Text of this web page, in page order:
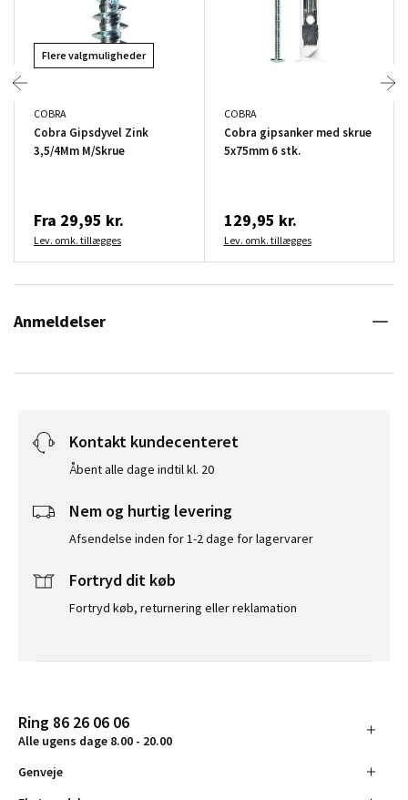
Flere valgmuligheder
COBRA
Cobra Gipsdyvel Zink
3,5/4Mm M/Skrue
Fra 29,95 kr.
Lev. omk. tillægges
COBRA
Cobra gipsanker med skrue
5x75mm 6 stk.
129,95 kr.
Lev. omk. tillægges
Anmeldelser
Kontakt kundecenteret
Åbent alle dage indtil kl. 20
Nem og hurtig levering
Afsendelse inden for 1-2 dage for lagervarer
Fortryd dit køb
Fortryd køb, returnering eller reklamation
Ring 86 26 06 06
Alle ugens dage 8.00 - 20.00
Genveje